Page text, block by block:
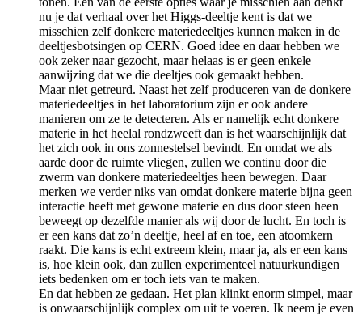
nu je dat verhaal over het Higgs-deeltje kent is dat we
misschien zelf donkere materiedeeltjes kunnen maken in de
deeltjesbotsingen op CERN. Goed idee en daar hebben we
ook zeker naar gezocht, maar helaas is er geen enkele
aanwijzing dat we die deeltjes ook gemaakt hebben.
Maar niet getreurd. Naast het zelf produceren van de donkere
materiedeeltjes in het laboratorium zijn er ook andere
manieren om ze te detecteren. Als er namelijk echt donkere
materie in het heelal rondzweeft dan is het waarschijnlijk dat
het zich ook in ons zonnestelsel bevindt. En omdat we als
aarde door de ruimte vliegen, zullen we continu door die
zwerm van donkere materiedeeltjes heen bewegen. Daar
merken we verder niks van omdat donkere materie bijna geen
interactie heeft met gewone materie en dus door steen heen
beweegt op dezelfde manier als wij door de lucht. En toch is
er een kans dat zo’n deeltje, heel af en toe, een atoomkern
raakt. Die kans is echt extreem klein, maar ja, als er een kans
is, hoe klein ook, dan zullen experimenteel natuurkundigen
iets bedenken om er toch iets van te maken.
En dat hebben ze gedaan. Het plan klinkt enorm simpel, maar
is onwaarschijnlijk complex om uit te voeren. Ik neem je even